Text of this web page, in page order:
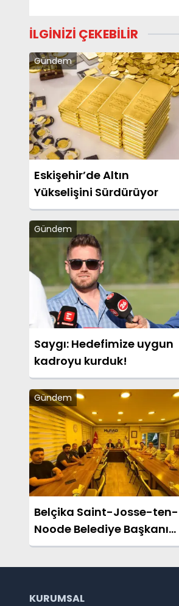
İLGİNİZİ ÇEKEBİLİR
Gündem
Eskişehir’de Altın
Yükselişini Sürdürüyor
Gündem
Saygı: Hedefimize uygun
kadroyu kurduk!
Gündem
Belçika Saint-Josse-ten-
Noode Belediye Başkanı
Emir Kır MÜSİAD Eskişehir’i
Ziyaret Etti
KURUMSAL